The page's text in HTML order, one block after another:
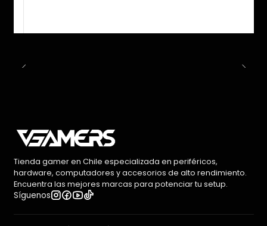
Tienda gamer en Chile especializada en periféricos,
hardware, computadores y accesorios de alto rendimiento.
Encuentra las mejores marcas para potenciar tu setup.
Síguenos